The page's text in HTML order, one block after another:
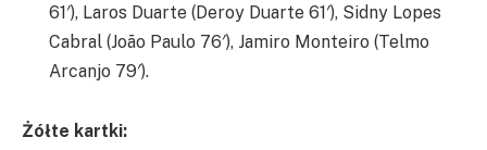
61′), Laros Duarte (Deroy Duarte 61′), Sidny Lopes
Cabral (João Paulo 76′), Jamiro Monteiro (Telmo
Arcanjo 79′).
Żółte kartki: